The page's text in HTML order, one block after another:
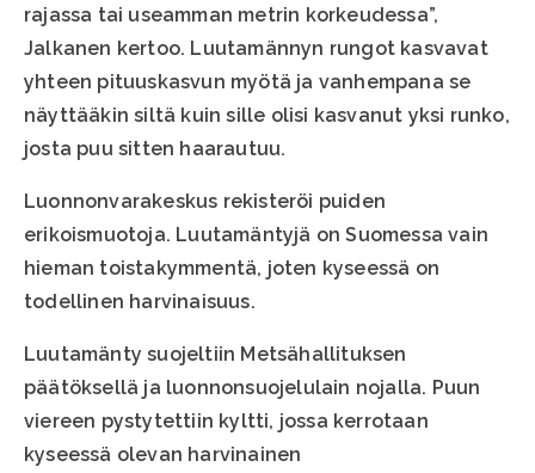
rajassa tai useamman metrin korkeudessa”,
Jalkanen kertoo. Luutamännyn rungot kasvavat
yhteen pituuskasvun myötä ja vanhempana se
näyttääkin siltä kuin sille olisi kasvanut yksi runko,
josta puu sitten haarautuu.
Luonnonvarakeskus rekisteröi puiden
erikoismuotoja. Luutamäntyjä on Suomessa vain
hieman toistakymmentä, joten kyseessä on
todellinen harvinaisuus.
Luutamänty suojeltiin Metsähallituksen
päätöksellä ja luonnonsuojelulain nojalla. Puun
viereen pystytettiin kyltti, jossa kerrotaan
kyseessä olevan harvinainen